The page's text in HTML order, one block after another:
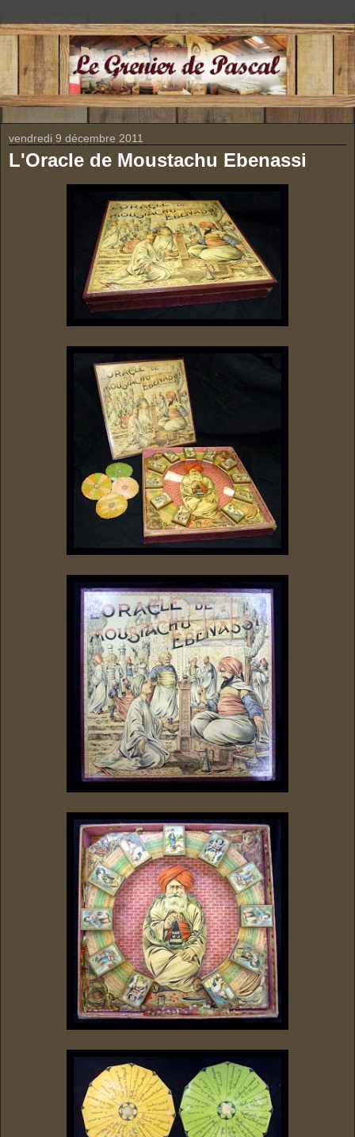
vendredi 9 décembre 2011
L'Oracle de Moustachu Ebenassi